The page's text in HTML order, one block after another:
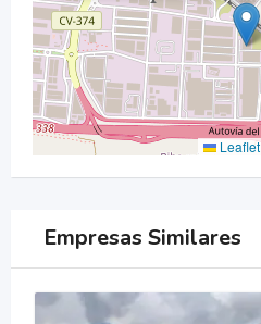
Leaflet
Empresas Similares